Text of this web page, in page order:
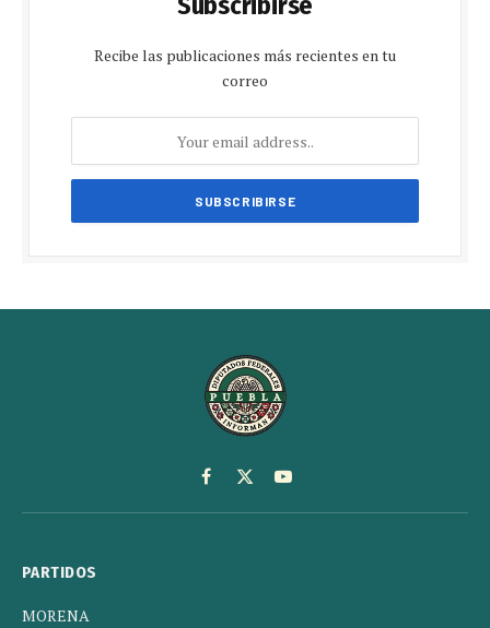
Recibe las publicaciones más recientes en tu
correo
Facebook
X
(Twitter)
YouTube
PARTIDOS
MORENA